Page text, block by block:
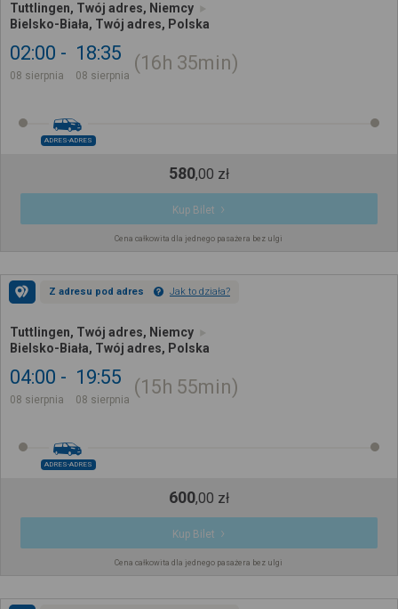
Tuttlingen, Twój adres, Niemcy
Bielsko-Biała, Twój adres, Polska
02:00
08 sierpnia
18:35
08 sierpnia
16h 35min
ADRES-ADRES
580,00 zł
Kup Bilet
Cena całkowita dla jednego pasażera bez ulgi
Z adresu pod adres Jak to działa?
Tuttlingen, Twój adres, Niemcy
Bielsko-Biała, Twój adres, Polska
04:00
08 sierpnia
19:55
08 sierpnia
15h 55min
ADRES-ADRES
600,00 zł
Kup Bilet
Cena całkowita dla jednego pasażera bez ulgi